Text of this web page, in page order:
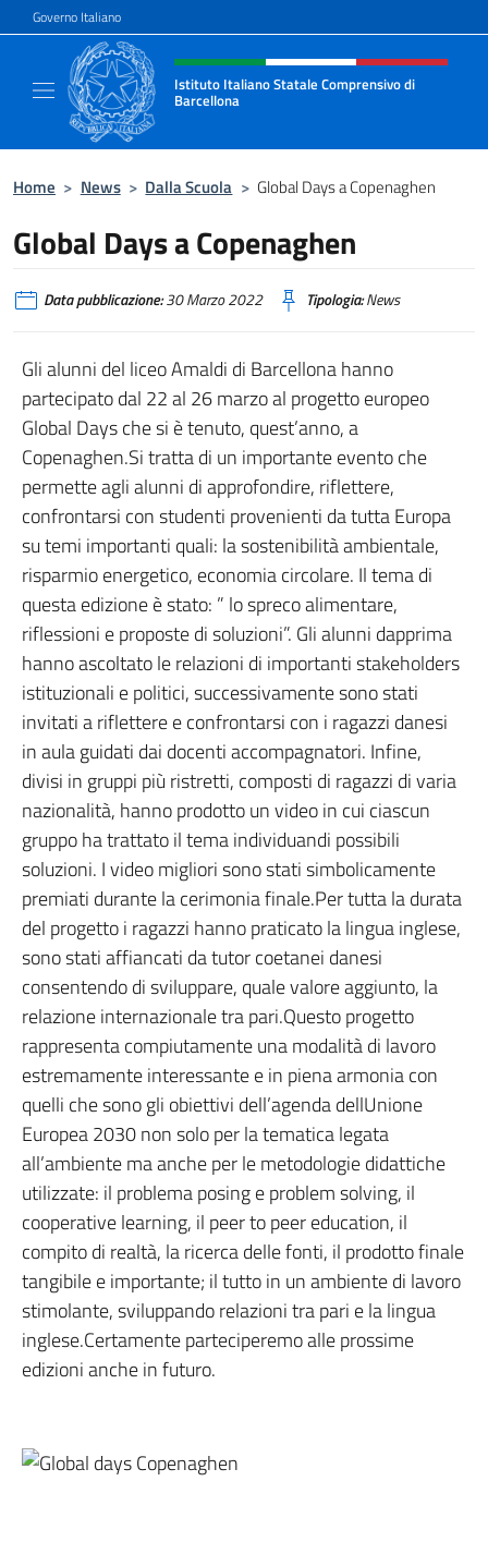
Salta al contenuto
Governo Italiano
Intestazione sito, social e menù
Istituto Italiano Statale Comprensivo di
Barcellona
Home > News > Dalla Scuola > Global Days a Copenaghen
Global Days a Copenaghen
Data pubblicazione:30 Marzo 2022 Tipologia:News
Gli alunni del liceo Amaldi di Barcellona hanno
partecipato dal 22 al 26 marzo al progetto europeo
Global Days che si è tenuto, quest’anno, a
Copenaghen.Si tratta di un importante evento che
permette agli alunni di approfondire, riflettere,
confrontarsi con studenti provenienti da tutta Europa
su temi importanti quali: la sostenibilità ambientale,
risparmio energetico, economia circolare. Il tema di
questa edizione è stato: ” lo spreco alimentare,
riflessioni e proposte di soluzioni”. Gli alunni dapprima
hanno ascoltato le relazioni di importanti stakeholders
istituzionali e politici, successivamente sono stati
invitati a riflettere e confrontarsi con i ragazzi danesi
in aula guidati dai docenti accompagnatori. Infine,
divisi in gruppi più ristretti, composti di ragazzi di varia
nazionalità, hanno prodotto un video in cui ciascun
gruppo ha trattato il tema individuandi possibili
soluzioni. I video migliori sono stati simbolicamente
premiati durante la cerimonia finale.Per tutta la durata
del progetto i ragazzi hanno praticato la lingua inglese,
sono stati affiancati da tutor coetanei danesi
consentendo di sviluppare, quale valore aggiunto, la
relazione internazionale tra pari.Questo progetto
rappresenta compiutamente una modalità di lavoro
estremamente interessante e in piena armonia con
quelli che sono gli obiettivi dell’agenda dellUnione
Europea 2030 non solo per la tematica legata
all’ambiente ma anche per le metodologie didattiche
utilizzate: il problema posing e problem solving, il
cooperative learning, il peer to peer education, il
compito di realtà, la ricerca delle fonti, il prodotto finale
tangibile e importante; il tutto in un ambiente di lavoro
stimolante, sviluppando relazioni tra pari e la lingua
inglese.Certamente parteciperemo alle prossime
edizioni anche in futuro.